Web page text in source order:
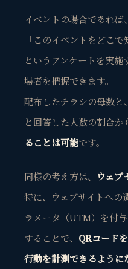
イベントの場合であれば、
「このイベントをどこで
というアンケートを実
場者を把握できます。
配布したチラシの母数と
と回答した人数の割合か
ることは可能です。
同様の考え方は、 ウェブ
特に、ウェブサイトへ
ラメータ（UTM）を付
することで、 QRコード
行動を計測できるように